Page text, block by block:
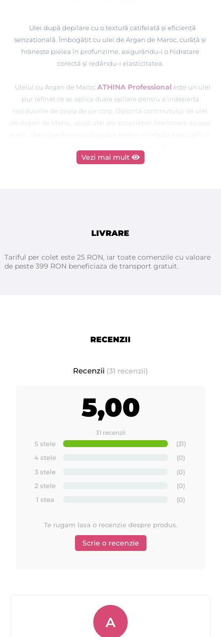
Ulei după depilare cu o textură catifelată şi eficienţă
senzaţională. Îmbogăţit cu ulei de Argan de Maroc, curăţă şi
hrăneşte pielea în profunzime, asigurându-i o hidratare
corectă şi redându-i elasticitatea.
Uleiul cu Argan de MarocATHINA Professional este un ulei
pur rafinat ce se aplica dupa epilare pentru a indeparta
reziduurile de ceara de pe corp. Datorita continutului de ulei
de Argan de Maroc, acest ulei are proprietati hranitoare asupra
hidrateaza pielea uscata protejand-o importiva infectiilor.
perioada de crestere a firelor de par. Acest lucru se datoreaza
- termen de valabilitate: 24 luni de la deschiderea flaconului
- depozitati produsul într-un loc uscat si răcoros.
Vezi mai mult
LIVRARE
Tariful per colet este 25 RON, iar toate comenzile cu valoare
de peste 399 RON beneficiaza de transport gratuit.
RECENZII
Recenzii (31 recenzii)
5,00
31 recenzii
5 stele
(31)
4 stele
(0)
3 stele
(0)
2 stele
(0)
1 stea
(0)
Te rugam lasa o recenzie despre produs.
Scrie o recenzie
A